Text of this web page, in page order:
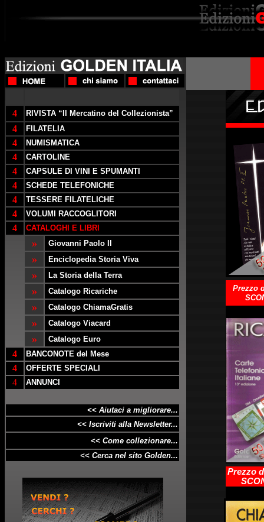
4 RIVISTA “Il Mercatino del Collezionista”
4 FILATELIA
4 NUMISMATICA
4 CARTOLINE
4 CAPSULE DI VINI E SPUMANTI
4 SCHEDE TELEFONICHE
4 TESSERE FILATELICHE
4 VOLUMI RACCOGLITORI
4 CATALOGHI E LIBRI
» Giovanni Paolo II
» Enciclopedia Storia Viva
» La Storia della Terra
» Catalogo Ricariche
» Catalogo ChiamaGratis
» Catalogo Viacard
» Catalogo Euro
4 BANCONOTE del Mese
4 OFFERTE SPECIALI
4 ANNUNCI
<< Aiutaci a migliorare...
<< Iscriviti alla Newsletter...
<< Come collezionare...
<< Cerca nel sito Golden...
Prezzo
Prezzo